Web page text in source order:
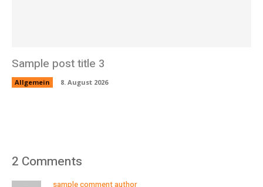
Sample post title 3
Allgemein 8. August 2026
2 Comments
sample comment author